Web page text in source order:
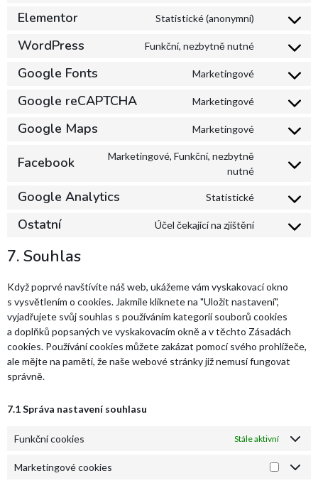
Elementor Statistické (anonymní)
WordPress Funkční, nezbytně nutné
Google Fonts Marketingové
Google reCAPTCHA Marketingové
Google Maps Marketingové
Facebook
Marketingové, Funkční, nezbytně
nutné
Google Analytics Statistické
Ostatní Účel čekající na zjištění
7. Souhlas
Když poprvé navštívíte náš web, ukážeme vám vyskakovací okno
s vysvětlením o cookies. Jakmile kliknete na "Uložit nastavení",
vyjadřujete svůj souhlas s používáním kategorií souborů cookies
a doplňků popsaných ve vyskakovacím okně a v těchto Zásadách
cookies. Používání cookies můžete zakázat pomocí svého prohlížeče,
ale mějte na paměti, že naše webové stránky již nemusí fungovat
správně.
7.1 Správa nastavení souhlasu
Funkční cookies Stále aktivní
Marketingové cookies